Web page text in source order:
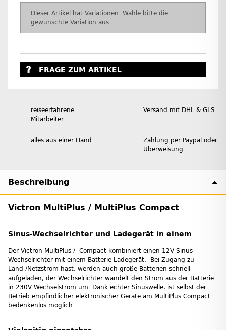
xDieser Artikel hat Variationen. Wähle bitte die
gewünschte Variation aus.
FRAGE ZUM ARTIKEL
reiseerfahrene
Mitarbeiter
Versand mit DHL & GLS
alles aus einer Hand
Zahlung per Paypal oder
Überweisung
Beschreibung
Victron MultiPlus / MultiPlus Compact
Sinus-Wechselrichter und Ladegerät in einem
Der Victron MultiPlus / Compact kombiniert einen 12V Sinus-
Wechselrichter mit einem Batterie-Ladegerät. Bei Zugang zu
Land-/Netzstrom hast, werden auch große Batterien schnell
aufgeladen, der Wechselrichter wandelt den Strom aus der Batterie
in 230V Wechselstrom um. Dank echter Sinuswelle, ist selbst der
Betrieb empfindlicher elektronischer Geräte am MultiPlus Compact
bedenkenlos möglich.